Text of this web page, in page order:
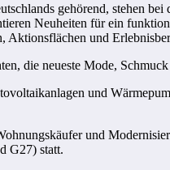
gehörend, stehen
Neuheiten für ein
und
die neueste Mode,
und
und
G27) statt.